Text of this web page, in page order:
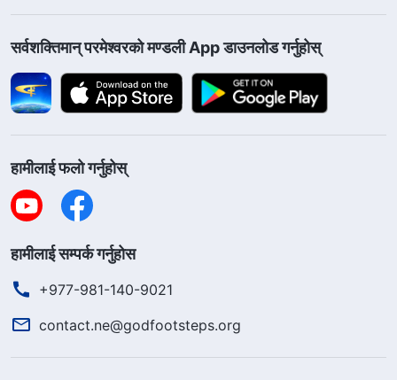
सर्वशक्तिमान्‌ परमेश्‍वरको मण्डली App डाउनलोड गर्नुहोस्
हामीलाई फलो गर्नुहोस्
हामीलाई सम्पर्क गर्नुहोस
+977-981-140-9021
contact.ne@godfootsteps.org